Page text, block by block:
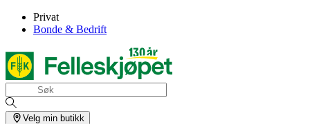
Privat
Bonde & Bedrift
Velg min butikk